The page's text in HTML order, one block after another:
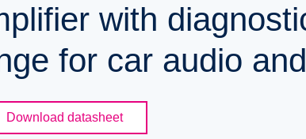
with
for car audio
Download datasheet